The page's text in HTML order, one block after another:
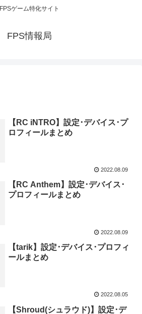
FPSゲーム特化サイト
FPS情報局
【RC iNTRO】設定･デバイス･プ
ロフィールまとめ
2022.08.09
【RC Anthem】設定･デバイス･
プロフィールまとめ
2022.08.09
【tarik】設定･デバイス･プロフィ
ールまとめ
2022.08.05
【Shroud(シュラウド)】設定･デ